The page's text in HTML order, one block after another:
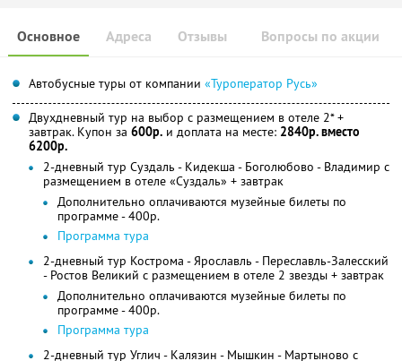
Основное Отзывы Вопросы по акции
Адреса
Автобусные туры от компании «Туроператор Русь»
Двухдневный тур на выбор с размещением в отеле 2* +
завтрак. Купон за 600р. и доплата на месте: 2840р. вместо
6200р.
2-дневный тур Суздаль - Кидекша - Боголюбово - Владимир с
размещением в отеле «Суздаль» + завтрак
Дополнительно оплачиваются музейные билеты по
программе - 400р.
Программа тура
2-дневный тур Кострома - Ярославль - Переславль-Залесский
- Ростов Великий с размещением в отеле 2 звезды + завтрак
Дополнительно оплачиваются музейные билеты по
программе - 400р.
Программа тура
2-дневный тур Углич - Калязин - Мышкин - Мартыново с